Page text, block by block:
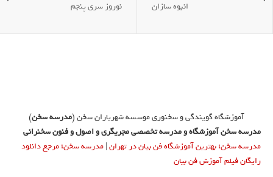
انبوه سازان
نوروز سری پنجم
آموزشگاه گویندگی و سخنوری موسسه شهریاران سخن (مدرسه سخن)
مدرسه سخن آموزشگاه و مدرسه تخصصی مجریگری و اصول و فنون سخنرانی
مدرسه سخن؛ بهترین آموزشگاه فن بیان در تهران|مدرسه سخن؛ مرجع دانلود
رایگان فیلم آموزش فن بیان